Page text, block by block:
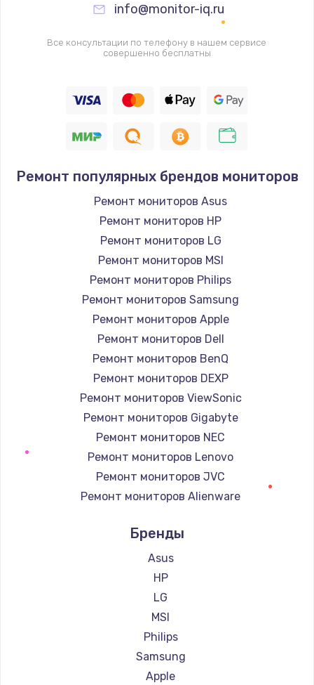
660 руб.
Установка драйверов
725 руб.
Замена вебкамеры
1400 руб.
Заказать
Ремонт петель крышки
1190 руб.
Заказать
Настройка Wi-Fi
1100 руб.
Заказать
Замена HDMI
495 руб.
Заказать
info@monitor-iq.ru
Все консультации по телефону в нашем сервисе
совершенно бесплатны
Ремонт популярных брендов мониторов
Ремонт мониторов Asus
Ремонт мониторов HP
Ремонт мониторов LG
Ремонт мониторов MSI
Ремонт мониторов Philips
Ремонт мониторов Samsung
Ремонт мониторов Apple
Ремонт мониторов Dell
Ремонт мониторов BenQ
Ремонт мониторов DEXP
Ремонт мониторов ViewSonic
Ремонт мониторов Gigabyte
Ремонт мониторов NEC
Ремонт мониторов Lenovo
Ремонт мониторов JVC
Ремонт мониторов Alienware
Ремонт мониторов Thunderobot
Ремонт мониторов Hisense
Ремонт мониторов АОС
Ремонт мониторов Ardor
Ремонт мониторов Machenike
Ремонт мониторов iru
Ремонт мониторов Titan Army
Ремонт мониторов iFFALCON
Бренды
Asus
HP
LG
MSI
Philips
Samsung
Apple